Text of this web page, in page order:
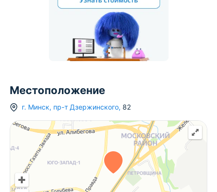
Местоположение
г. Минск, пр-т Дзержинского, 82